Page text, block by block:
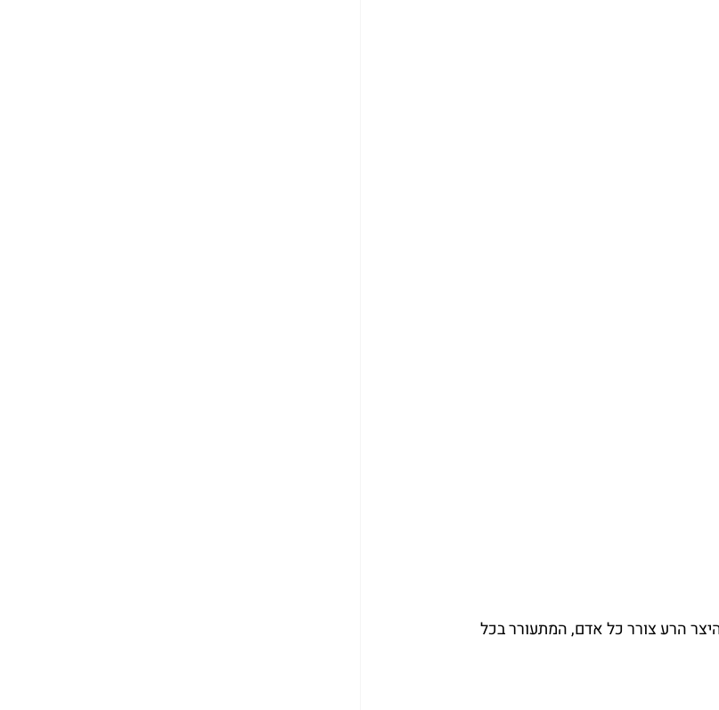
הרע צורר כל אדם, המתעורר בכל